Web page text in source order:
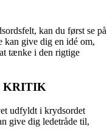
kan du først se på
kan give dig en idé om,
tænke i den rigtige
KRITIK
udfyldt i krydsordet
give dig ledetråde til,